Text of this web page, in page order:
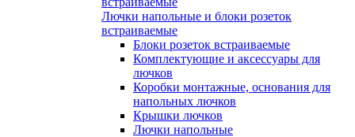
Лючки напольные и блоки розеток
встраиваемые
Блоки розеток встраиваемые
Комплектующие и аксессуары для
лючков
Коробки монтажные, основания для
напольных лючков
Крышки лючков
Лючки напольные